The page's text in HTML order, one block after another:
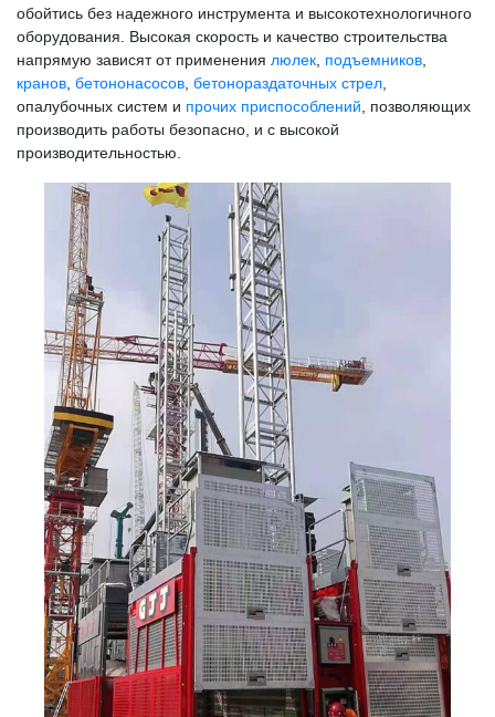
обойтись без надежного инструмента и высокотехнологичного
оборудования. Высокая скорость и качество строительства
напрямую зависят от применения люлек подъемников
кранов бетононасосов бетонораздаточных стрел
опалубочных систем и прочих приспособлений , позволяющих
производить работы безопасно, и с высокой
производительностью.